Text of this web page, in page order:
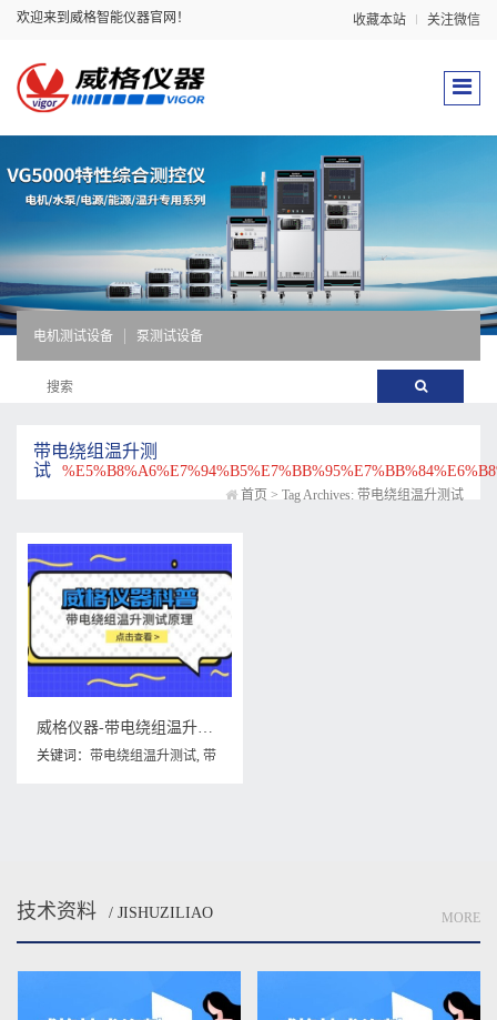
欢迎来到威格智能仪器官网！ 收藏本站 关注微信
电机测试设备 泵测试设备
带电绕组温升测
试
首页 > Tag Archives: 带电绕组温升测试
威格仪器-带电绕组温升测试原理
关键词： 带电绕组温升测试, 带
技术资料 / JISHUZILIAO MORE